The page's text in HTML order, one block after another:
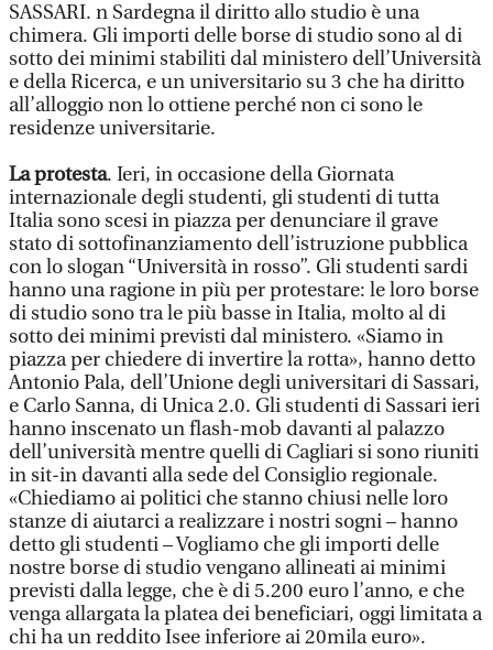
SASSARI. n Sardegna il diritto allo studio è una
chimera. Gli importi delle borse di studio sono al di
sotto dei minimi stabiliti dal ministero dell’Università
e della Ricerca, e un universitario su 3 che ha diritto
all’alloggio non lo ottiene perché non ci sono le
residenze universitarie.
La protesta. Ieri, in occasione della Giornata
internazionale degli studenti, gli studenti di tutta
Italia sono scesi in piazza per denunciare il grave
stato di sottofinanziamento dell’istruzione pubblica
con lo slogan “Università in rosso”. Gli studenti sardi
hanno una ragione in più per protestare: le loro borse
di studio sono tra le più basse in Italia, molto al di
sotto dei minimi previsti dal ministero. «Siamo in
piazza per chiedere di invertire la rotta», hanno detto
Antonio Pala, dell’Unione degli universitari di Sassari,
e Carlo Sanna, di Unica 2.0. Gli studenti di Sassari ieri
hanno inscenato un flash-mob davanti al palazzo
dell’università mentre quelli di Cagliari si sono riuniti
in sit-in davanti alla sede del Consiglio regionale.
«Chiediamo ai politici che stanno chiusi nelle loro
stanze di aiutarci a realizzare i nostri sogni – hanno
detto gli studenti – Vogliamo che gli importi delle
nostre borse di studio vengano allineati ai minimi
previsti dalla legge, che è di 5.200 euro l’anno, e che
venga allargata la platea dei beneficiari, oggi limitata a
chi ha un reddito Isee inferiore ai 20mila euro».